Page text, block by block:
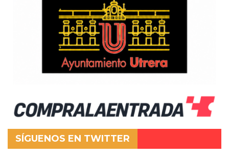
SÍGUENOS EN TWITTER